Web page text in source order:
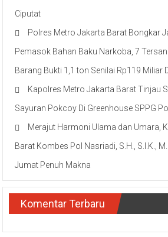
Ciputat
Polres Metro Jakarta Barat Bongkar
Pemasok Bahan Baku Narkoba, 7
Barang Bukti 1,1 ton Senilai Rp119 Miliar
Kapolres Metro Jakarta Barat Tinjau
Sayuran Pokcoy Di Greenhouse SPPG
Merajut Harmoni Ulama dan Umara,
Barat Kombes Pol Nasriadi, S.H., S.I.K.,
Jumat Penuh Makna
Komentar Terbaru